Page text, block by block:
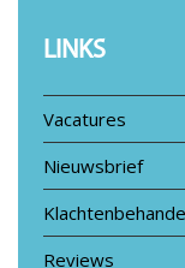
LINKS
Vacatures
Nieuwsbrief
Reviews